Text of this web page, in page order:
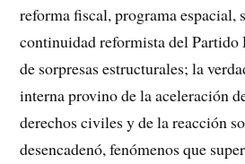
reforma fiscal, programa espacial,
continuidad reformista del Partido
de sorpresas estructurales; la
interna provino de la aceleración
derechos civiles y de la reacción
desencadenó, fenómenos que